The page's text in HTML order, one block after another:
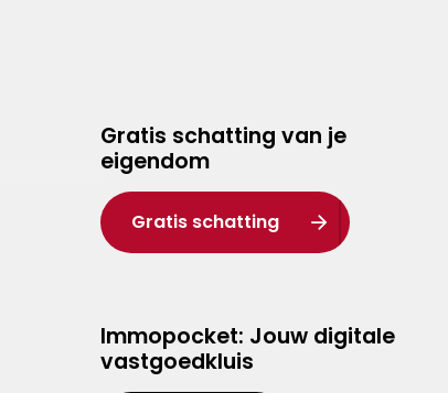
Gratis schatting van je
eigendom
Gratis schatting
Immopocket: Jouw digitale
vastgoedkluis